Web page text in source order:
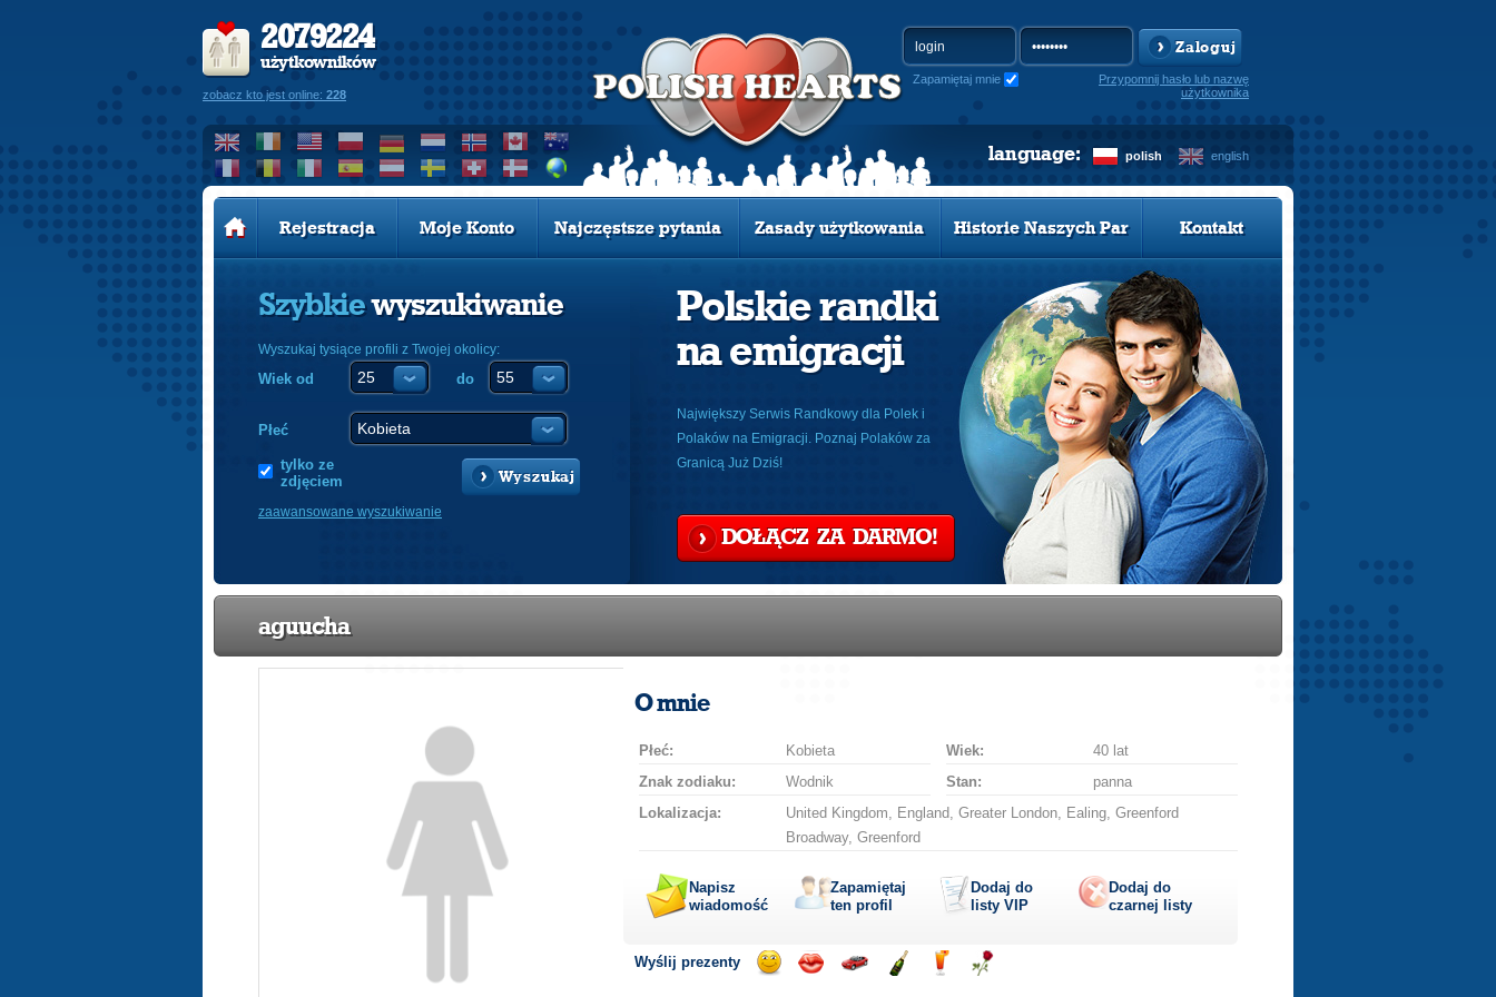
2079224
użytkowników
zobacz kto jest online: 228
Zaloguj
Zapamiętaj mnie
Przypomnij hasło lub nazwę
użytkownika
polish english
language:
Rejestracja Moje Konto Najczęstsze pytania Zasady użytkowania Historie Naszych Par Kontakt
Szybkiewyszukiwanie
Wyszukaj tysiące profili z Twojej okolicy:
Wiek od do
Płeć
tylko ze
zdjęciem
Wyszukaj
zaawansowane wyszukiwanie
Polskie randki
na emigracji
Największy Serwis Randkowy dla Polek i
Polaków na Emigracji. Poznaj Polaków za
Granicą Już Dziś!
DOŁĄCZ ZA DARMO!
aguucha
O mnie
Płeć: Kobieta Wiek:
40 lat
Znak zodiaku:
Wodnik Stan:
panna
Lokalizacja:
United Kingdom, England, Greater London, Ealing, Greenford
Broadway, Greenford
Napisz
wiadomość
Zapamiętaj
ten profil
Dodaj do
listy VIP
Dodaj do
czarnej listy
Wyślij prezenty